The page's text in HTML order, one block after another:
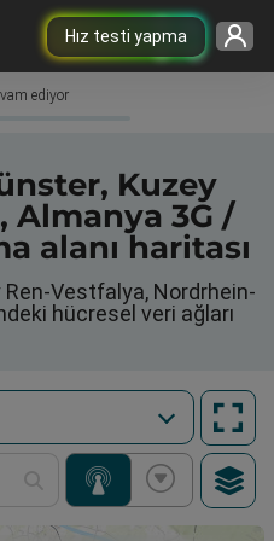
Hız testi yapma
ediyor
Kuzey
Almanya 3G /
alanı haritası
Vestfalya, Nordrhein-
hücresel veri ağları